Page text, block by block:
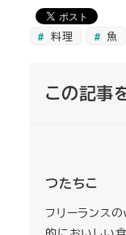
料理 魚
この記事
つたちこ
フリーランス